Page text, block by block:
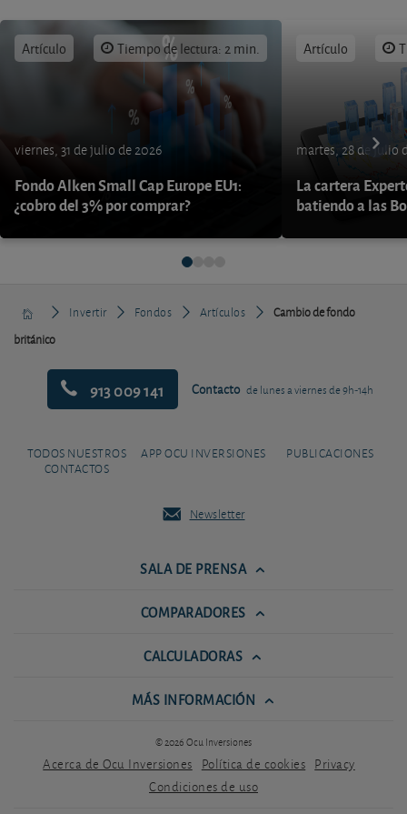
Artículo Tiempo de lectura: 2 min.
viernes, 31 de julio de 2026
Fondo Alken Small Cap Europe EU1:
¿cobro del 3% por comprar?
Artículo
martes, 28 de julio
La cartera
batiendo a las
Invertir Fondos Artículos
Cambio de fondo
británico
913 009 141 Contacto de lunes a viernes de 9h-14h
TODOS NUESTROS
CONTACTOS
APP OCU INVERSIONES PUBLICACIONES
Newsletter
SALA DE PRENSA
COMPARADORES
CALCULADORAS
MÁS INFORMACIÓN
© 2026 Ocu Inversiones
Acerca de Ocu Inversiones Política de cookies Privacy
Condiciones de uso